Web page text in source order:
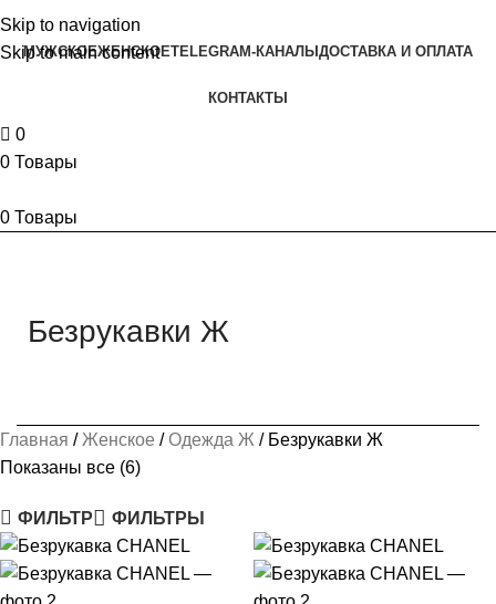
Skip to navigation
Skip to main content
МУЖСКОЕЖЕНСКОЕTELEGRAM-КАНАЛЫДОСТАВКА И ОПЛАТА
КОНТАКТЫ
0
0 Товары
0 Товары
Безрукавки Ж
Главная Женское Одежда Ж
Безрукавки Ж
Показаны все (6)
ФИЛЬТР ФИЛЬТРЫ